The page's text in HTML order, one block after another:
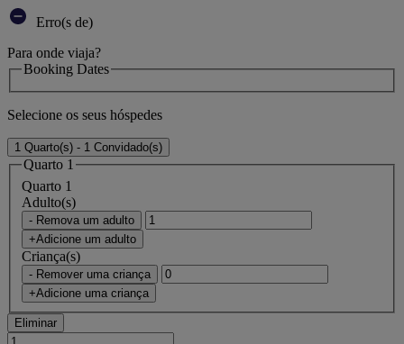
Erro(s de)
Para onde viaja?
Booking Dates
Selecione os seus hóspedes
1 Quarto(s) - 1 Convidado(s)
Quarto 1
Quarto 1
Adulto(s)
- Remova um adulto
+Adicione um adulto
Criança(s)
- Remover uma criança
+Adicione uma criança
Eliminar